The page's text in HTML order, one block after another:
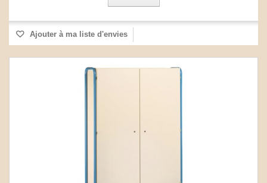
Ajouter à ma liste d'envies